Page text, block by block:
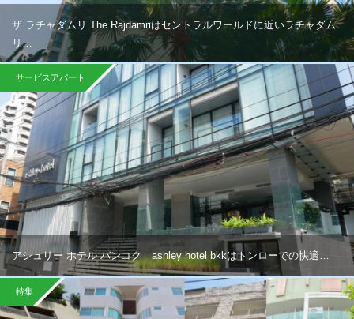
ザ ラチャダムリ The Rajdamriはセントラルワールドに近いラチャダム
リ…
サービスアパート
アシュリー ホテル バンコク ashley hotel bkkはトンローでの快適…
特集